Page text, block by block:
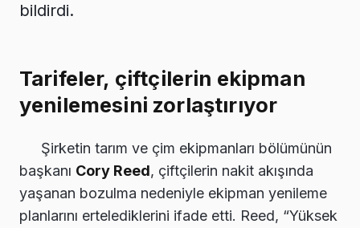
bildirdi.
Tarifeler, çiftçilerin ekipman
yenilemesini zorlaştırıyor
Şirketin tarım ve çim ekipmanları bölümünün
başkanı Cory Reed, çiftçilerin nakit akışında
yaşanan bozulma nedeniyle ekipman yenileme
planlarını ertelediklerini ifade etti. Reed, “Yüksek